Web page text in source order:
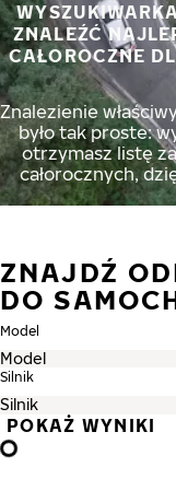
ZNALEŹĆ
CAŁOROCZNE
Znalezienie
było tak proste:
otrzymasz listę
całorocznych,
ZNAJDŹ
DO
Model
Silnik
POKAŻ WYNIKI